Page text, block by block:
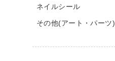
ネイルシール
その他(アート・パーツ)